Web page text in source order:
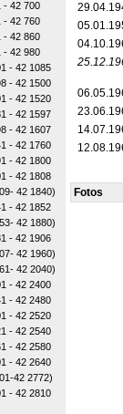
- 42 700
- 42 760
- 42 860
- 42 980
- 42 1085
- 42 1500
- 42 1520
- 42 1597
- 42 1607
- 42 1760
- 42 1800
- 42 1808
42 1840)
- 42 1852
42 1880)
- 42 1906
42 1960)
42 2040)
- 42 2400
- 42 2480
- 42 2520
- 42 2540
- 42 2580
- 42 2640
42 2772)
- 42 2810
Fotos